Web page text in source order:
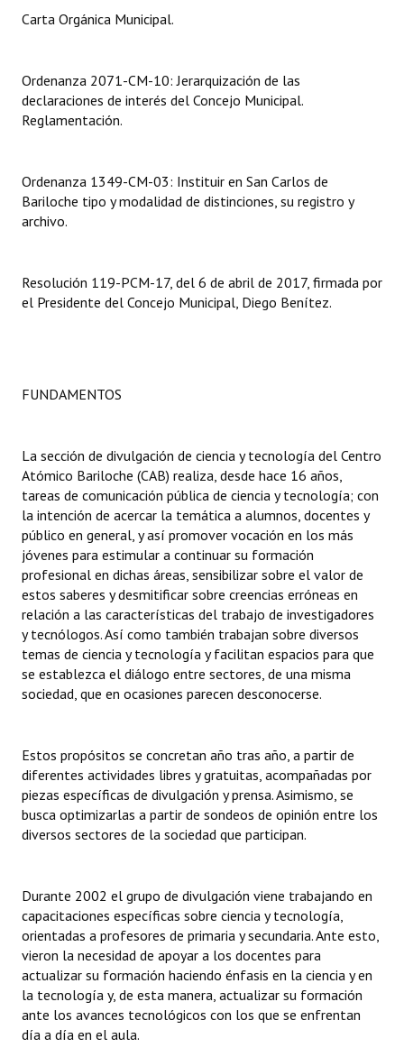
DOCUMENTOS
Informes de Gestión
Dictámenes Asesoría Letrada
Actas de Sesión
Ejecución Presupuestaria
Declaraciones
Resoluciones
Resoluciones de Presidencia
INSTITUCIONAL
Antiguos Pobladores
Noticias Destacadas
Registros y Distinciones
Premio al Mérito - Registro
Audiencias Públicas - Registro
Mujeres que Dejaron Huellas - Registro
Ciudadano Ilustre - Registro
Banca del Vecino - Registro
Huéspedes de Honor - Registro
Antiguos Pobladores - Registro
Carta Orgánica Municipal.
Ordenanza 2071-CM-10: Jerarquización de las
declaraciones de interés del Concejo Municipal.
Reglamentación.
Ordenanza 1349-CM-03: Instituir en San Carlos de
Bariloche tipo y modalidad de distinciones, su registro y
archivo.
Resolución 119-PCM-17, del 6 de abril de 2017, firmada por
el Presidente del Concejo Municipal, Diego Benítez.
FUNDAMENTOS
La sección de divulgación de ciencia y tecnología del Centro
Atómico Bariloche (CAB) realiza, desde hace 16 años,
tareas de comunicación pública de ciencia y tecnología; con
la intención de acercar la temática a alumnos, docentes y
público en general, y así promover vocación en los más
jóvenes para estimular a continuar su formación
profesional en dichas áreas, sensibilizar sobre el valor de
estos saberes y desmitificar sobre creencias erróneas en
relación a las características del trabajo de investigadores
y tecnólogos. Así como también trabajan sobre diversos
temas de ciencia y tecnología y facilitan espacios para que
se establezca el diálogo entre sectores, de una misma
sociedad, que en ocasiones parecen desconocerse.
Estos propósitos se concretan año tras año, a partir de
diferentes actividades libres y gratuitas, acompañadas por
piezas específicas de divulgación y prensa. Asimismo, se
busca optimizarlas a partir de sondeos de opinión entre los
diversos sectores de la sociedad que participan.
Durante 2002 el grupo de divulgación viene trabajando en
capacitaciones específicas sobre ciencia y tecnología,
orientadas a profesores de primaria y secundaria. Ante esto,
vieron la necesidad de apoyar a los docentes para
actualizar su formación haciendo énfasis en la ciencia y en
la tecnología y, de esta manera, actualizar su formación
ante los avances tecnológicos con los que se enfrentan
día a día en el aula.